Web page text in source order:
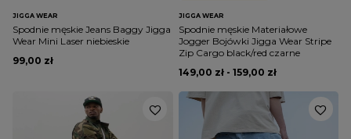
JIGGA WEAR
Spodnie męskie Jeans Baggy Jigga
Wear Mini Laser niebieskie
99,00 zł
JIGGA WEAR
Spodnie męskie Materiałowe
Jogger Bojówki Jigga Wear Stripe
Zip Cargo black/red czarne
149,00 zł - 159,00 zł